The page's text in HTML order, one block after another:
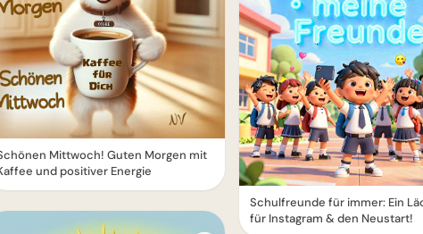
Mittwoch! Guten Morgen mit
und positiver Energie
Schulfreunde für immer: Ein
für Instagram & den Neustart!